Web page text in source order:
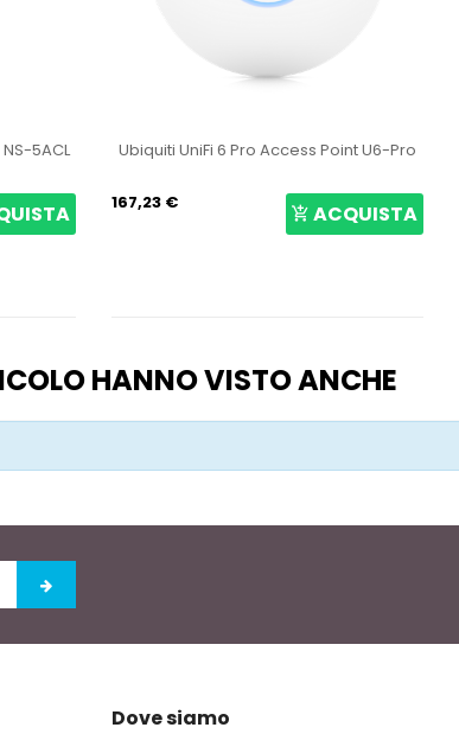
5ACL
Ubiquiti UniFi 6 Pro Access Point U6-Pro
167,23 € ACQUISTA
HANNO VISTO ANCHE
Dove siamo